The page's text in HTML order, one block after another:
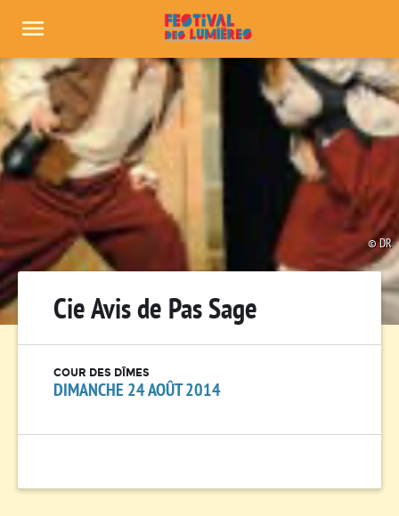
DR
Cie Avis de Pas Sage
COUR DES DÎMES
DIMANCHE 24 AOÛT 2014